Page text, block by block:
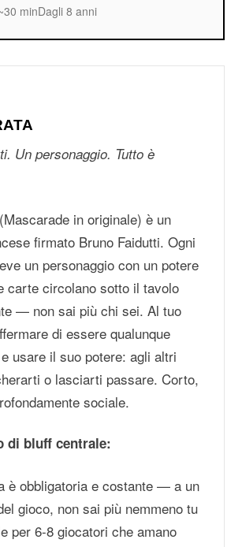
minDagli 8 anni
Un personaggio. Tutto è
in originale) è un
firmato Bruno Faidutti. Ogni
un personaggio con un potere
carte circolano sotto il tavolo
— non sai più chi sei. Al tuo
di essere qualunque
usare il suo potere: agli altri
o lasciarti passare. Corto,
sociale.
di bluff centrale:
è obbligatoria e costante — a un
gioco, non sai più nemmeno tu
per 6-8 giocatori che amano